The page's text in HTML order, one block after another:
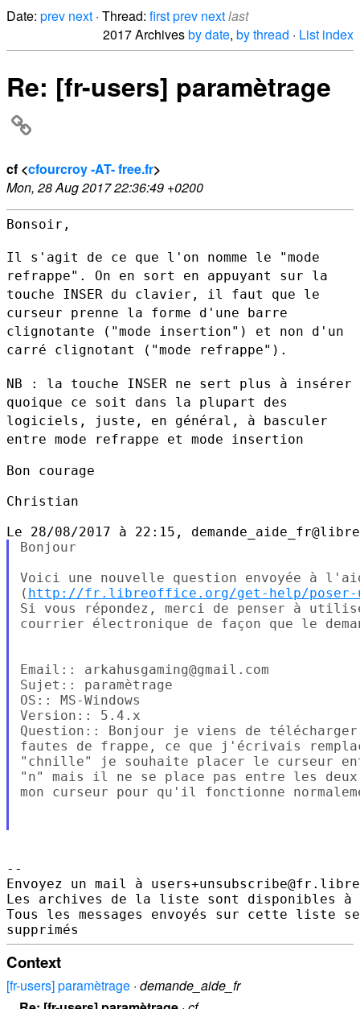
Date: prev next · Thread: firstprev nextlast
2017 Archivesby date, by thread · List index
Re: [fr-users] paramètrage
cf <cfourcroy -AT- free.fr>
Mon, 28 Aug 2017 22:36:49 +0200
Bonsoir,
Il s'agit de ce que l'on nomme le "mode
refrappe". On en sort en appuyant sur la
touche INSER du clavier, il faut que le
curseur prenne la forme d'une barre
clignotante ("mode insertion") et non d'un
carré clignotant ("mode refrappe").
NB : la touche INSER ne sert plus à insérer
quoique ce soit dans la plupart des
logiciels, juste, en général, à basculer
entre mode refrappe et mode insertion
Bon courage
Christian
Bonjour
Voici une nouvelle question envoyée à
( http://fr.libreoffice.org/get-help/poser-
Si vous répondez, merci de penser à
courrier électronique de façon que le
Email:: arkahusgaming@gmail.com
Sujet:: paramètrage
OS:: MS-Windows
Version:: 5.4.x
Question:: Bonjour je viens de
fautes de frappe, ce que j'écrivais
"chnille" je souhaite placer le curseur
"n" mais il ne se place pas entre les
mon curseur pour qu'il fonctionne
--
Envoyez un mail à
Les archives de la liste sont disponibles à
Tous les messages envoyés sur cette liste
Context
[fr-users] paramètrage · demande_aide_fr